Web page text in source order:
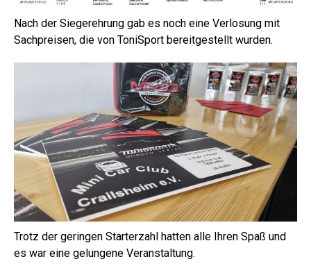
Nach der Siegerehrung gab es noch eine Verlosung mit
Sachpreisen, die von ToniSport bereitgestellt wurden.
Trotz der geringen Starterzahl hatten alle Ihren Spaß und
es war eine gelungene Veranstaltung.